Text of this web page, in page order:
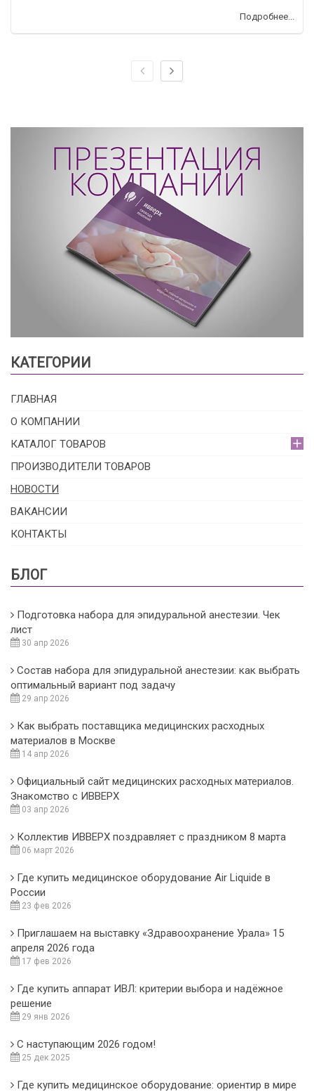
Подробнее...
КАТЕГОРИИ
ГЛАВНАЯ
О КОМПАНИИ
КАТАЛОГ ТОВАРОВ
ПРОИЗВОДИТЕЛИ ТОВАРОВ
НОВОСТИ
ВАКАНСИИ
КОНТАКТЫ
БЛОГ
Подготовка набора для эпидуральной анестезии. Чек
лист
30 апр 2026
Состав набора для эпидуральной анестезии: как выбрать
оптимальный вариант под задачу
29 апр 2026
Как выбрать поставщика медицинских расходных
материалов в Москве
14 апр 2026
Официальный сайт медицинских расходных материалов.
Знакомство с ИВВЕРХ
03 апр 2026
Коллектив ИВВЕРХ поздравляет с праздником 8 марта
06 март 2026
Где купить медицинское оборудование Air Liquide в
России
23 фев 2026
Приглашаем на выставку «Здравоохранение Урала» 15
апреля 2026 года
17 фев 2026
Где купить аппарат ИВЛ: критерии выбора и надёжное
решение
29 янв 2026
С наступающим 2026 годом!
25 дек 2025
Где купить медицинское оборудование: ориентир в мире